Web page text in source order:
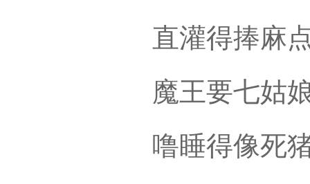
直灌得捧麻
魔王要七姑
噜睡得像死